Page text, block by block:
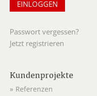
Passwort vergessen?
Jetzt registrieren
Kundenprojekte
Referenzen